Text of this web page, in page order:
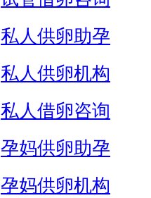
私人供卵助孕
私人供卵机构
私人借卵咨询
孕妈供卵助孕
孕妈供卵机构